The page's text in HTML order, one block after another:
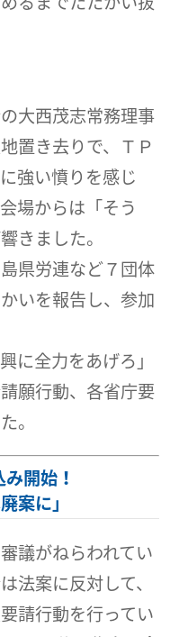
大西茂志常務理事
置き去りで、ＴＰ
強い憤りを感じ
場からは「そう
きました。
県労連など７団体
いを報告し、参加
に全力をあげろ」
願行動、各省庁要
。
開始！
案に」
議がねらわれてい
法案に反対して、
請行動を行ってい